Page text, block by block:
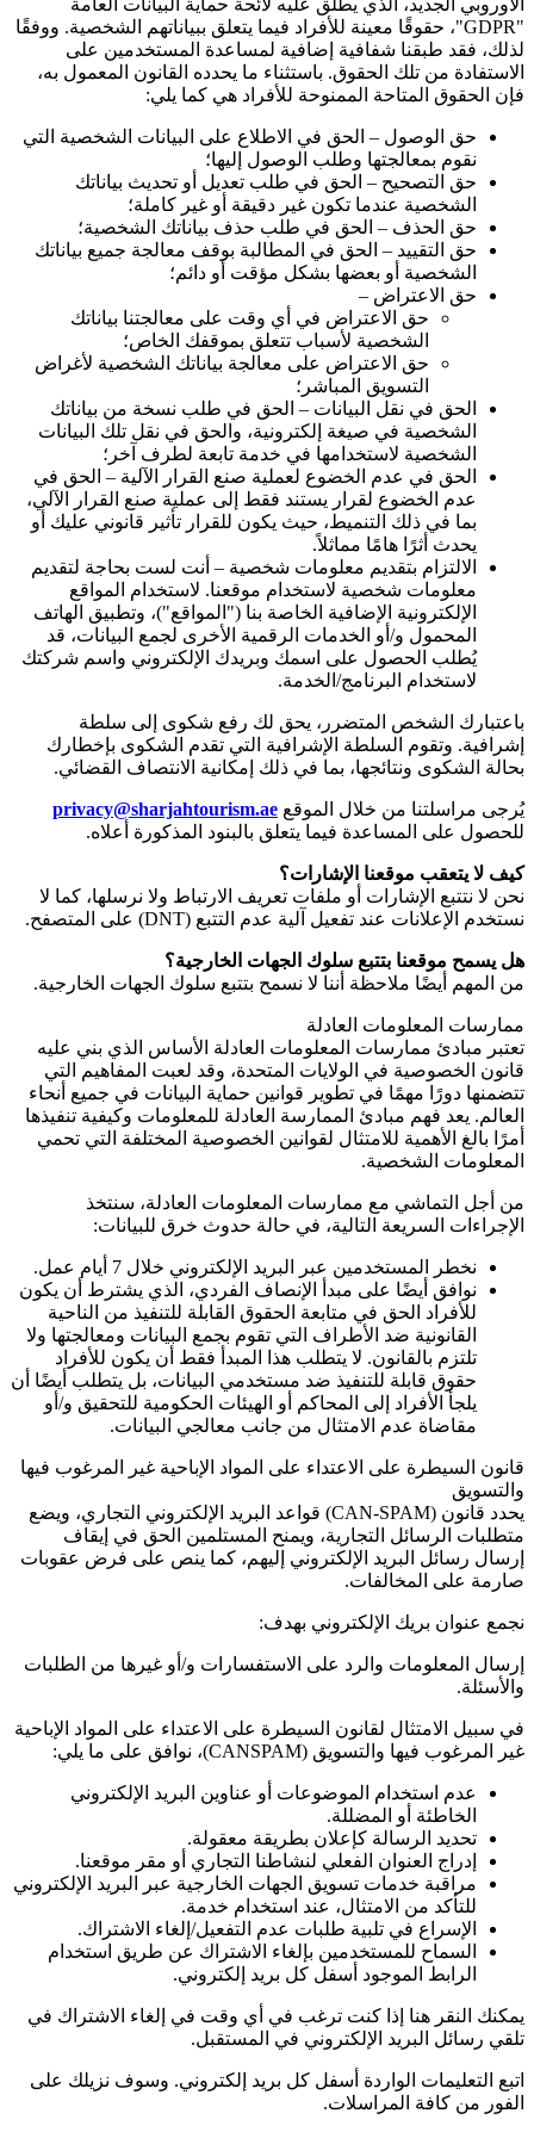
"GDPR"، حقوقًا معينة للأفراد فيما يتعلق ببياناتهم الشخصية. ووفقًا
لذلك، فقد طبقنا شفافية إضافية لمساعدة المستخدمين على
الاستفادة من تلك الحقوق. باستثناء ما يحدده القانون المعمول به،
فإن الحقوق المتاحة الممنوحة للأفراد هي كما يلي:
حق الوصول – الحق في الاطلاع على البيانات الشخصية التي
نقوم بمعالجتها وطلب الوصول إليها؛
حق التصحيح – الحق في طلب تعديل أو تحديث بياناتك
الشخصية عندما تكون غير دقيقة أو غير كاملة؛
حق الحذف – الحق في طلب حذف بياناتك الشخصية؛
حق التقييد – الحق في المطالبة بوقف معالجة جميع بياناتك
الشخصية أو بعضها بشكل مؤقت أو دائم؛
حق الاعتراض –
حق الاعتراض في أي وقت على معالجتنا بياناتك
الشخصية لأسباب تتعلق بموقفك الخاص؛
حق الاعتراض على معالجة بياناتك الشخصية لأغراض
التسويق المباشر؛
الحق في نقل البيانات – الحق في طلب نسخة من بياناتك
الشخصية في صيغة إلكترونية، والحق في نقل تلك البيانات
الشخصية لاستخدامها في خدمة تابعة لطرف آخر؛
الحق في عدم الخضوع لعملية صنع القرار الآلية – الحق في
عدم الخضوع لقرار يستند فقط إلى عملية صنع القرار الآلي،
بما في ذلك التنميط، حيث يكون للقرار تأثير قانوني عليك أو
يحدث أثرًا هامًا مماثلاً.
الالتزام بتقديم معلومات شخصية – أنت لست بحاجة لتقديم
معلومات شخصية لاستخدام موقعنا. لاستخدام المواقع
الإلكترونية الإضافية الخاصة بنا ("المواقع")، وتطبيق الهاتف
المحمول و/أو الخدمات الرقمية الأخرى لجمع البيانات، قد
يُطلب الحصول على اسمك وبريدك الإلكتروني واسم شركتك
لاستخدام البرنامج/الخدمة.
باعتبارك الشخص المتضرر، يحق لك رفع شكوى إلى سلطة
إشرافية. وتقوم السلطة الإشرافية التي تقدم الشكوى بإخطارك
بحالة الشكوى ونتائجها، بما في ذلك إمكانية الانتصاف القضائي.
يُرجى مراسلتنا من خلال الموقع privacy@sharjahtourism.ae
للحصول على المساعدة فيما يتعلق بالبنود المذكورة أعلاه.
كيف لا يتعقب موقعنا الإشارات؟
نحن لا نتتبع الإشارات أو ملفات تعريف الارتباط ولا نرسلها، كما لا
نستخدم الإعلانات عند تفعيل آلية عدم التتبع (DNT) على المتصفح.
هل يسمح موقعنا بتتبع سلوك الجهات الخارجية؟
من المهم أيضًا ملاحظة أننا لا نسمح بتتبع سلوك الجهات الخارجية.
ممارسات المعلومات العادلة
تعتبر مبادئ ممارسات المعلومات العادلة الأساس الذي بني عليه
قانون الخصوصية في الولايات المتحدة، وقد لعبت المفاهيم التي
تتضمنها دورًا مهمًا في تطوير قوانين حماية البيانات في جميع أنحاء
العالم. يعد فهم مبادئ الممارسة العادلة للمعلومات وكيفية تنفيذها
أمرًا بالغ الأهمية للامتثال لقوانين الخصوصية المختلفة التي تحمي
المعلومات الشخصية.
من أجل التماشي مع ممارسات المعلومات العادلة، سنتخذ
الإجراءات السريعة التالية، في حالة حدوث خرق للبيانات:
نخطر المستخدمين عبر البريد الإلكتروني خلال 7 أيام عمل.
نوافق أيضًا على مبدأ الإنصاف الفردي، الذي يشترط أن يكون
للأفراد الحق في متابعة الحقوق القابلة للتنفيذ من الناحية
القانونية ضد الأطراف التي تقوم بجمع البيانات ومعالجتها ولا
تلتزم بالقانون. لا يتطلب هذا المبدأ فقط أن يكون للأفراد
حقوق قابلة للتنفيذ ضد مستخدمي البيانات، بل يتطلب أيضًا أن
يلجأ الأفراد إلى المحاكم أو الهيئات الحكومية للتحقيق و/أو
مقاضاة عدم الامتثال من جانب معالجي البيانات.
قانون السيطرة على الاعتداء على المواد الإباحية غير المرغوب فيها
والتسويق
يحدد قانون (CAN-SPAM) قواعد البريد الإلكتروني التجاري، ويضع
متطلبات الرسائل التجارية، ويمنح المستلمين الحق في إيقاف
إرسال رسائل البريد الإلكتروني إليهم، كما ينص على فرض عقوبات
صارمة على المخالفات.
نجمع عنوان بريك الإلكتروني بهدف:
إرسال المعلومات والرد على الاستفسارات و/أو غيرها من الطلبات
والأسئلة.
في سبيل الامتثال لقانون السيطرة على الاعتداء على المواد الإباحية
غير المرغوب فيها والتسويق (CANSPAM)، نوافق على ما يلي:
عدم استخدام الموضوعات أو عناوين البريد الإلكتروني
الخاطئة أو المضللة.
تحديد الرسالة كإعلان بطريقة معقولة.
إدراج العنوان الفعلي لنشاطنا التجاري أو مقر موقعنا.
مراقبة خدمات تسويق الجهات الخارجية عبر البريد الإلكتروني
للتأكد من الامتثال، عند استخدام خدمة.
الإسراع في تلبية طلبات عدم التفعيل/إلغاء الاشتراك.
السماح للمستخدمين بإلغاء الاشتراك عن طريق استخدام
الرابط الموجود أسفل كل بريد إلكتروني.
يمكنك النقر هنا إذا كنت ترغب في أي وقت في إلغاء الاشتراك في
تلقي رسائل البريد الإلكتروني في المستقبل.
اتبع التعليمات الواردة أسفل كل بريد إلكتروني. وسوف نزيلك على
الفور من كافة المراسلات.